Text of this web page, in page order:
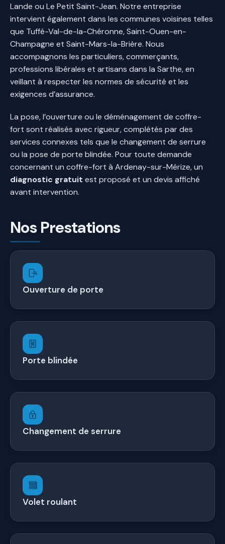
Lande ou Le Petit Saint-Jean. Notre entreprise
intervient également dans les communes voisines telles
que Tuffé-Val-de-la-Chéronne, Saint-Ouen-en-
Champagne et Saint-Mars-la-Brière. Nous
accompagnons les particuliers, commerçants,
professions libérales et artisans dans la Sarthe, en
veillant à respecter les normes de sécurité et les
exigences d’assurance.
La pose, l’ouverture ou le déménagement de coffre-
fort sont réalisés avec rigueur, complétés par des
services connexes tels que le changement de serrure
ou la pose de porte blindée. Pour toute demande
concernant un coffre-fort à Ardenay-sur-Mérize, un
diagnostic gratuit est proposé et un devis affiché
avant intervention.
Nos Prestations
Ouverture de porte
Porte blindée
Changement de serrure
Volet roulant